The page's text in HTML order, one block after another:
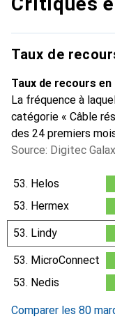
Taux de
Taux de recours
La fréquence à
catégorie « Câble
des 24 premiers
Source: Digitec
53. Helos
%
53. Hermex
0.1%
53. Lindy
0.1%
53. MicroConnect
%
53. Nedis
Comparer les 80